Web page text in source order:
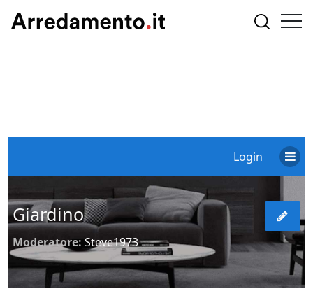
Login
Giardino
Moderatore:Steve1973